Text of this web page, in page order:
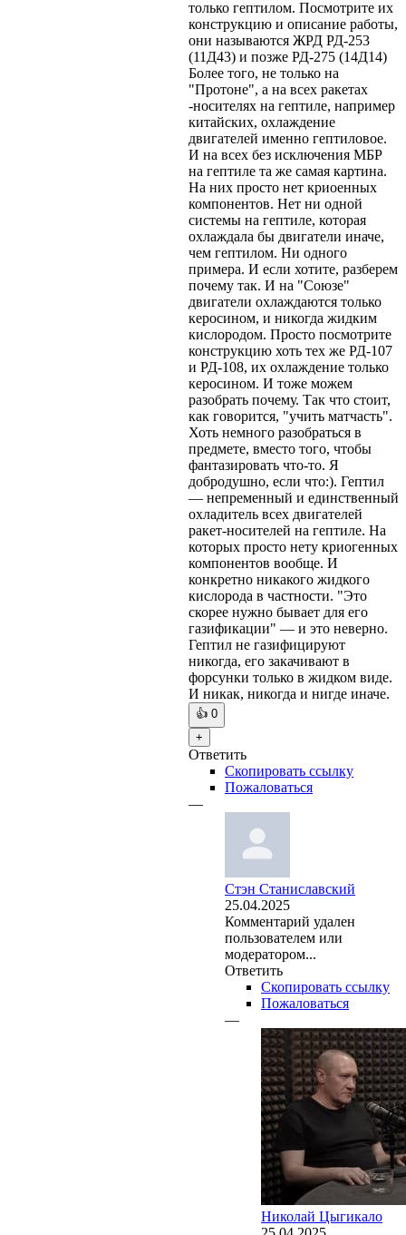
только гептилом. Посмотрите их
конструкцию и описание работы,
они называются ЖРД РД-253
(11Д43) и позже РД-275 (14Д14)
Более того, не только на
"Протоне", а на всех ракетах
-носителях на гептиле, например
китайских, охлаждение
двигателей именно гептиловое.
И на всех без исключения МБР
на гептиле та же самая картина.
На них просто нет криоенных
компонентов. Нет ни одной
системы на гептиле, которая
охлаждала бы двигатели иначе,
чем гептилом. Ни одного
примера. И если хотите, разберем
почему так. И на "Союзе"
двигатели охлаждаются только
керосином, и никогда жидким
кислородом. Просто посмотрите
конструкцию хоть тех же РД-107
и РД-108, их охлаждение только
керосином. И тоже можем
разобрать почему. Так что стоит,
как говорится, "учить матчасть".
Хоть немного разобраться в
предмете, вместо того, чтобы
фантазировать что-то. Я
добродушно, если что:). Гептил
— непременный и единственный
охладитель всех двигателей
ракет-носителей на гептиле. На
которых просто нету криогенных
компонентов вообще. И
конкретно никакого жидкого
кислорода в частности. "Это
скорее нужно бывает для его
газификации" — и это неверно.
Гептил не газифицируют
никогда, его закачивают в
форсунки только в жидком виде.
И никак, никогда и нигде иначе.
👍 0
+
Ответить
Скопировать ссылку
Пожаловаться
—
Стэн Станиславский
25.04.2025
Комментарий удален
пользователем или
модератором...
Ответить
Скопировать ссылку
Пожаловаться
—
Николай Цыгикало